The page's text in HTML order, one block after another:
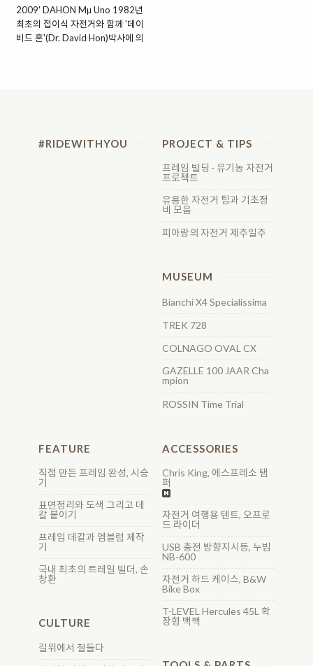
만들겠다는 의지를 가지고 있다.
세계적인 완성차 및 SHIMANO,
GIRO, BELL, BBB, CASTELLI,
SIDI등의 용품과 부품 80여개의 해
외 브랜드를 수입 유통하기..
2009' DAHON Mµ Uno 1982년
최초의 접이식 자전거와 함께 '데이
비드 혼'(Dr. David Hon)박사에 의
기업 철학을 가지고 있다. 2006년
#RIDEWITHYOU PROJECT & TIPS
프레임 빌딩 · 유기농 자전거
프로젝트
유용한 자전거 팁과 기초정
비 모음
피아랑의 자전거 제주일주
MUSEUM
Bianchi X4 Specialissima
TREK 728
COLNAGO OVAL CX
GAZELLE 100 JAAR Cha
mpion
ROSSIN Time Trial
FEATURE
직접 만든 프레임 완성, 시승
기
표면정리와 도색 그리고 데
칼 붙이기
프레임 데칼과 엠블럼 제작
기
국내 최초의 트레일 빌더, 손
창환
CULTURE
길위에서 철들다
ACCESSORIES
Chris King, 에스프레소 탬
퍼
자전거 여행용 텐트, 오프로
드 라이더
USB 충전 방향지시등, 누빔
NB-600
자전거 하드 케이스, B&W
Bike Box
T-LEVEL Hercules 45L 확
장형 백팩